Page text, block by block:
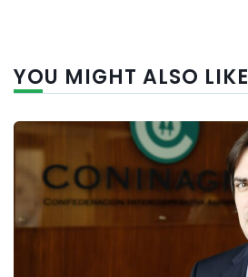
YOU MIGHT ALSO LIKE